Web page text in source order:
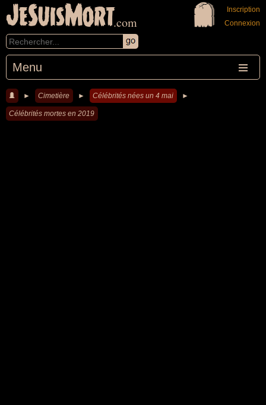
JeSuisMort.com
Menu
Inscription
Connexion
► Cimetière ► Célébrités nées un 4 mai ►
Célébrités mortes en 2019